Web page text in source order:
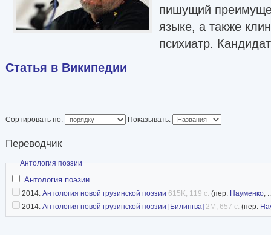
пишущий
языке, а также
психиатр.
Статья в Википедии
Сортировать по: Показывать:
Переводчик
Скрыть
Антология поэзии
Антология поэзии
2014. Антология новой грузинской поэзии 615K, 119 с. (пер. Науменко,
2014. Антология новой грузинской поэзии [Билингва] 2M, 657 с. (пер.